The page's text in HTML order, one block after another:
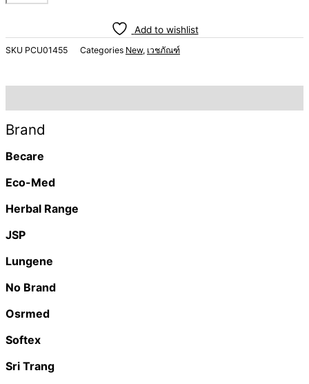
Add to wishlist
SKU PCU01455 Categories New, เวชภัณฑ์
Brand
Becare
Eco-Med
Herbal Range
JSP
Lungene
No Brand
Osrmed
Softex
Sri Trang